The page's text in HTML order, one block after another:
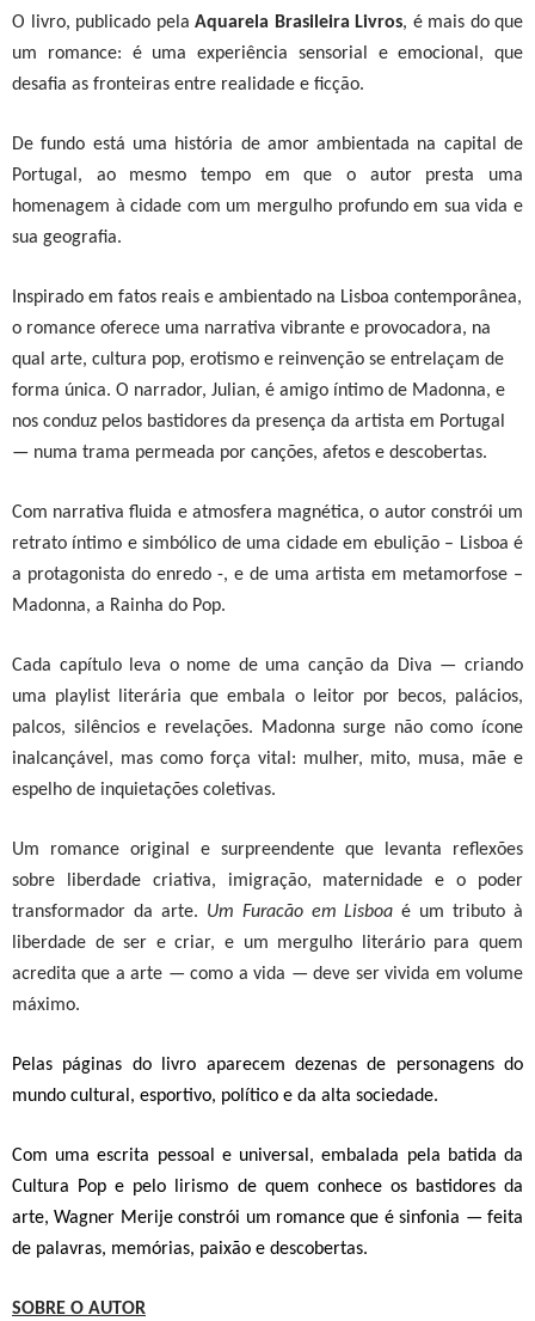
O livro, publicado pela Aquarela Brasileira Livros, é mais do que
um romance: é uma experiência sensorial e emocional, que
desafia as fronteiras entre realidade e ficção.
De fundo está uma história de amor ambientada na capital de
Portugal, ao mesmo tempo em que o autor presta uma
homenagem à cidade com um mergulho profundo em sua vida e
sua geografia.
Inspirado em fatos reais e ambientado na Lisboa contemporânea,
o romance oferece uma narrativa vibrante e provocadora, na
qual arte, cultura pop, erotismo e reinvenção se entrelaçam de
forma única. O narrador, Julian, é amigo íntimo de Madonna, e
nos conduz pelos bastidores da presença da artista em Portugal
— numa trama permeada por canções, afetos e descobertas.
Com narrativa fluida e atmosfera magnética, o autor constrói um
retrato íntimo e simbólico de uma cidade em ebulição – Lisboa é
a protagonista do enredo -, e de uma artista em metamorfose –
Madonna, a Rainha do Pop.
Cada capítulo leva o nome de uma canção da Diva — criando
uma playlist literária que embala o leitor por becos, palácios,
palcos, silêncios e revelações. Madonna surge não como ícone
inalcançável, mas como força vital: mulher, mito, musa, mãe e
espelho de inquietações coletivas.
Um romance original e surpreendente que levanta reflexões
sobre liberdade criativa, imigração, maternidade e o poder
transformador da arte. Um Furacão em Lisboa é um tributo à
liberdade de ser e criar, e um mergulho literário para quem
acredita que a arte — como a vida — deve ser vivida em volume
máximo.
Pelas páginas do livro aparecem dezenas de personagens do
mundo cultural, esportivo, político e da alta sociedade.
Com uma escrita pessoal e universal, embalada pela batida da
Cultura Pop e pelo lirismo de quem conhece os bastidores da
arte,Wagner Merije constrói um romance que é sinfonia — feita
de palavras, memórias, paixão e descobertas.
SOBRE O AUTOR